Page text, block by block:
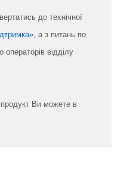
до технічної
, а з питань по
операторів відділу
Ви можете в